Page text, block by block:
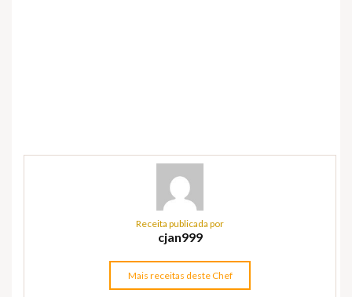
Receita publicada por
cjan999
Mais receitas deste Chef